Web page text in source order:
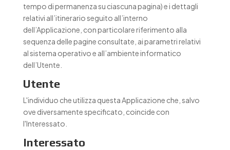
tempo di permanenza su ciascuna pagina) e i dettagli
relativi all’itinerario seguito all’interno
dell’Applicazione, con particolare riferimento alla
sequenza delle pagine consultate, ai parametri relativi
al sistema operativo e all’ambiente informatico
dell’Utente.
Utente
L'individuo che utilizza questa Applicazione che, salvo
ove diversamente specificato, coincide con
l'Interessato.
Interessato